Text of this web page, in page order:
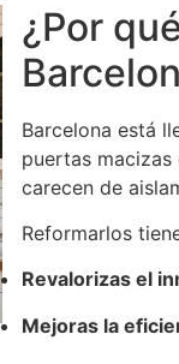
¿Por
Barcelona está
puertas
carecen de
Reformarlos
Revalorizas el
Mejoras la